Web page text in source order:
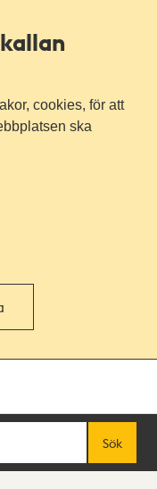
cookies, för att
ska
Sök